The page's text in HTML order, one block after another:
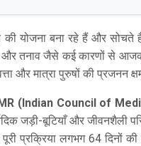
योजना बना रहे हैं और
और तनाव जैसे कई कारणों से
और मात्रा पुरुषों की प्रजनन
(Indian Council of
जड़ी-बूटियाँ और जीवनशैली
प्रक्रिया लगभग 64 दिनों